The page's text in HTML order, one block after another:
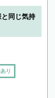
と同じ気持
り